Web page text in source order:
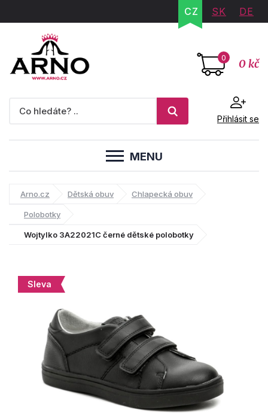
CZ SK DE
0 0 kč
Přihlásit se
MENU
Arno.cz Dětská obuv Chlapecká obuv
Polobotky
Wojtylko 3A22021C černé dětské polobotky
Sleva